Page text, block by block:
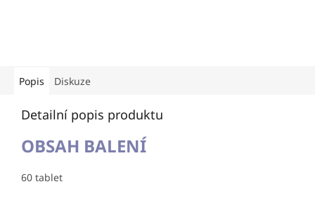
Popis Diskuze
Detailní popis produktu
OBSAH BALENÍ
60 tablet